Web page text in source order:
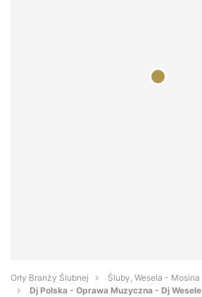
Orły Branży Ślubnej
Śluby, Wesela - Mosina
Dj Polska - Oprawa Muzyczna - Dj Wesele